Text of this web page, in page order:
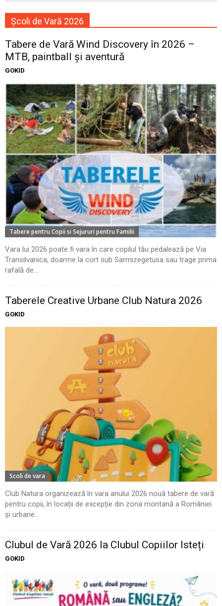
Școli de Vară 2026
Tabere de Vară Wind Discovery în 2026 –
MTB, paintball și aventură
GOKID
Tabere pentru Copii si Sejururi pentru Familii
Vara lui 2026 poate fi vara în care copilul tău pedalează pe Via
Transilvanica, doarme la cort sub Sarmizegetusa sau trage prima
rafală de...
Taberele Creative Urbane Club Natura 2026
GOKID
Scoli de vara
Club Natura organizează în vara anului 2026 nouă tabere de vară
pentru copii, în locații de excepție din zona montană a României
și urbane...
Clubul de Vară 2026 la Clubul Copiilor Isteți
GOKID